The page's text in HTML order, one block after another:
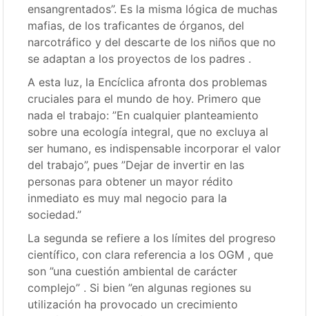
ensangrentados”. Es la misma lógica de muchas
mafias, de los traficantes de órganos, del
narcotráfico y del descarte de los niños que no
se adaptan a los proyectos de los padres .
A esta luz, la Encíclica afronta dos problemas
cruciales para el mundo de hoy. Primero que
nada el trabajo: ”En cualquier planteamiento
sobre una ecología integral, que no excluya al
ser humano, es indispensable incorporar el valor
del trabajo”, pues ”Dejar de invertir en las
personas para obtener un mayor rédito
inmediato es muy mal negocio para la
sociedad.”
La segunda se refiere a los límites del progreso
científico, con clara referencia a los OGM , que
son ”una cuestión ambiental de carácter
complejo” . Si bien ”en algunas regiones su
utilización ha provocado un crecimiento